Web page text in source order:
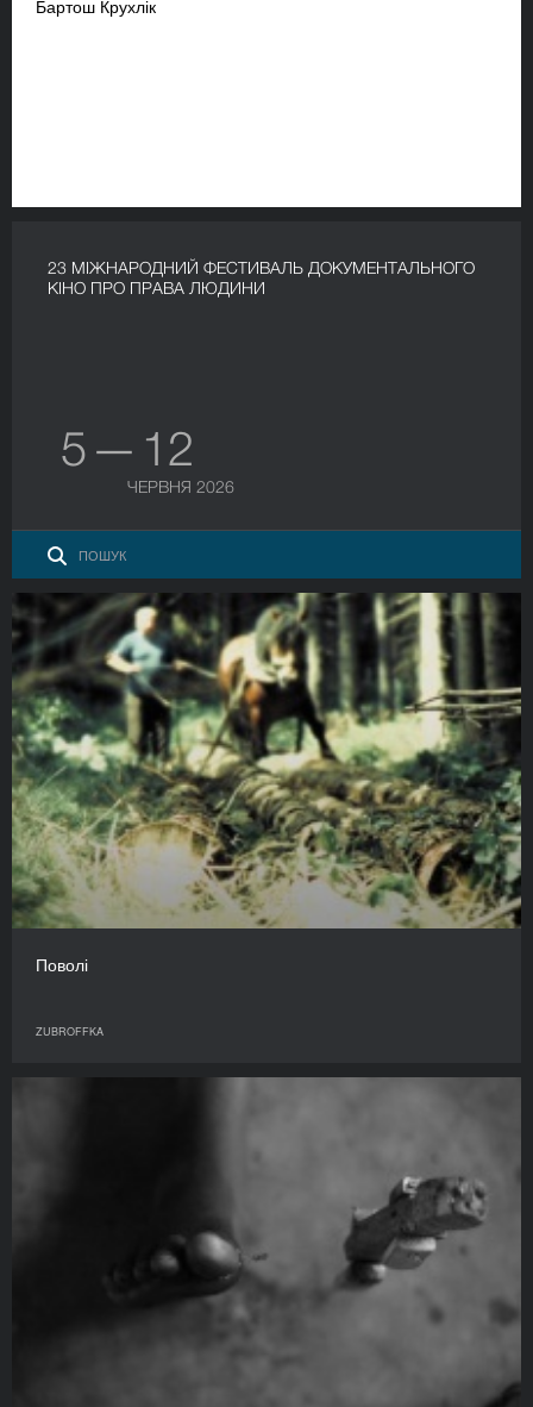
Бартош Крухлік
23 МІЖНАРОДНИЙ ФЕСТИВАЛЬ ДОКУМЕНТАЛЬНОГО
КІНО ПРО ПРАВА ЛЮДИНИ
5 — 12
ЧЕРВНЯ 2026
Поволі
ZUBROFFKA